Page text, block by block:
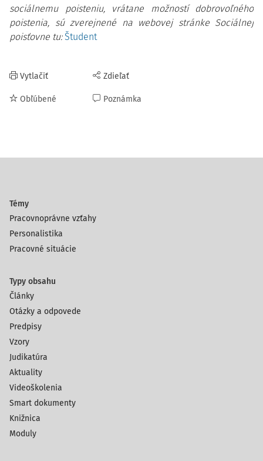
sociálnemu poisteniu, vrátane možností dobrovoľného
poistenia, sú zverejnené na webovej stránke Sociálnej
poisťovne tu: Študent
Vytlačiť
Obľúbené
Zdieľať
Poznámka
Témy
Pracovnoprávne vzťahy
Personalistika
Pracovné situácie
Typy obsahu
Články
Otázky a odpovede
Predpisy
Vzory
Judikatúra
Aktuality
Videoškolenia
Smart dokumenty
Knižnica
Moduly